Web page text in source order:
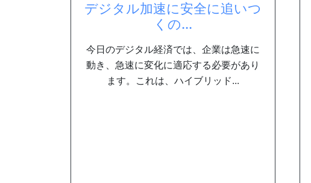
デジタル加速に安全に追いつ
くの...
今日のデジタル経済では、企業は急速に
動き、急速に変化に適応する必要があり
ます。これは、ハイブリッド...